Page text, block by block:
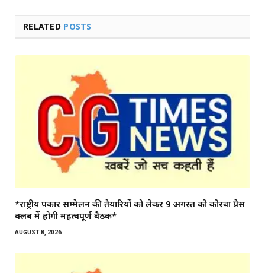
RELATED POSTS
*राष्ट्रीय पत्रकार सम्मेलन की तैयारियों को लेकर 9 अगस्त को कोरबा प्रेस
क्लब में होगी महत्वपूर्ण बैठक*
AUGUST 8, 2026